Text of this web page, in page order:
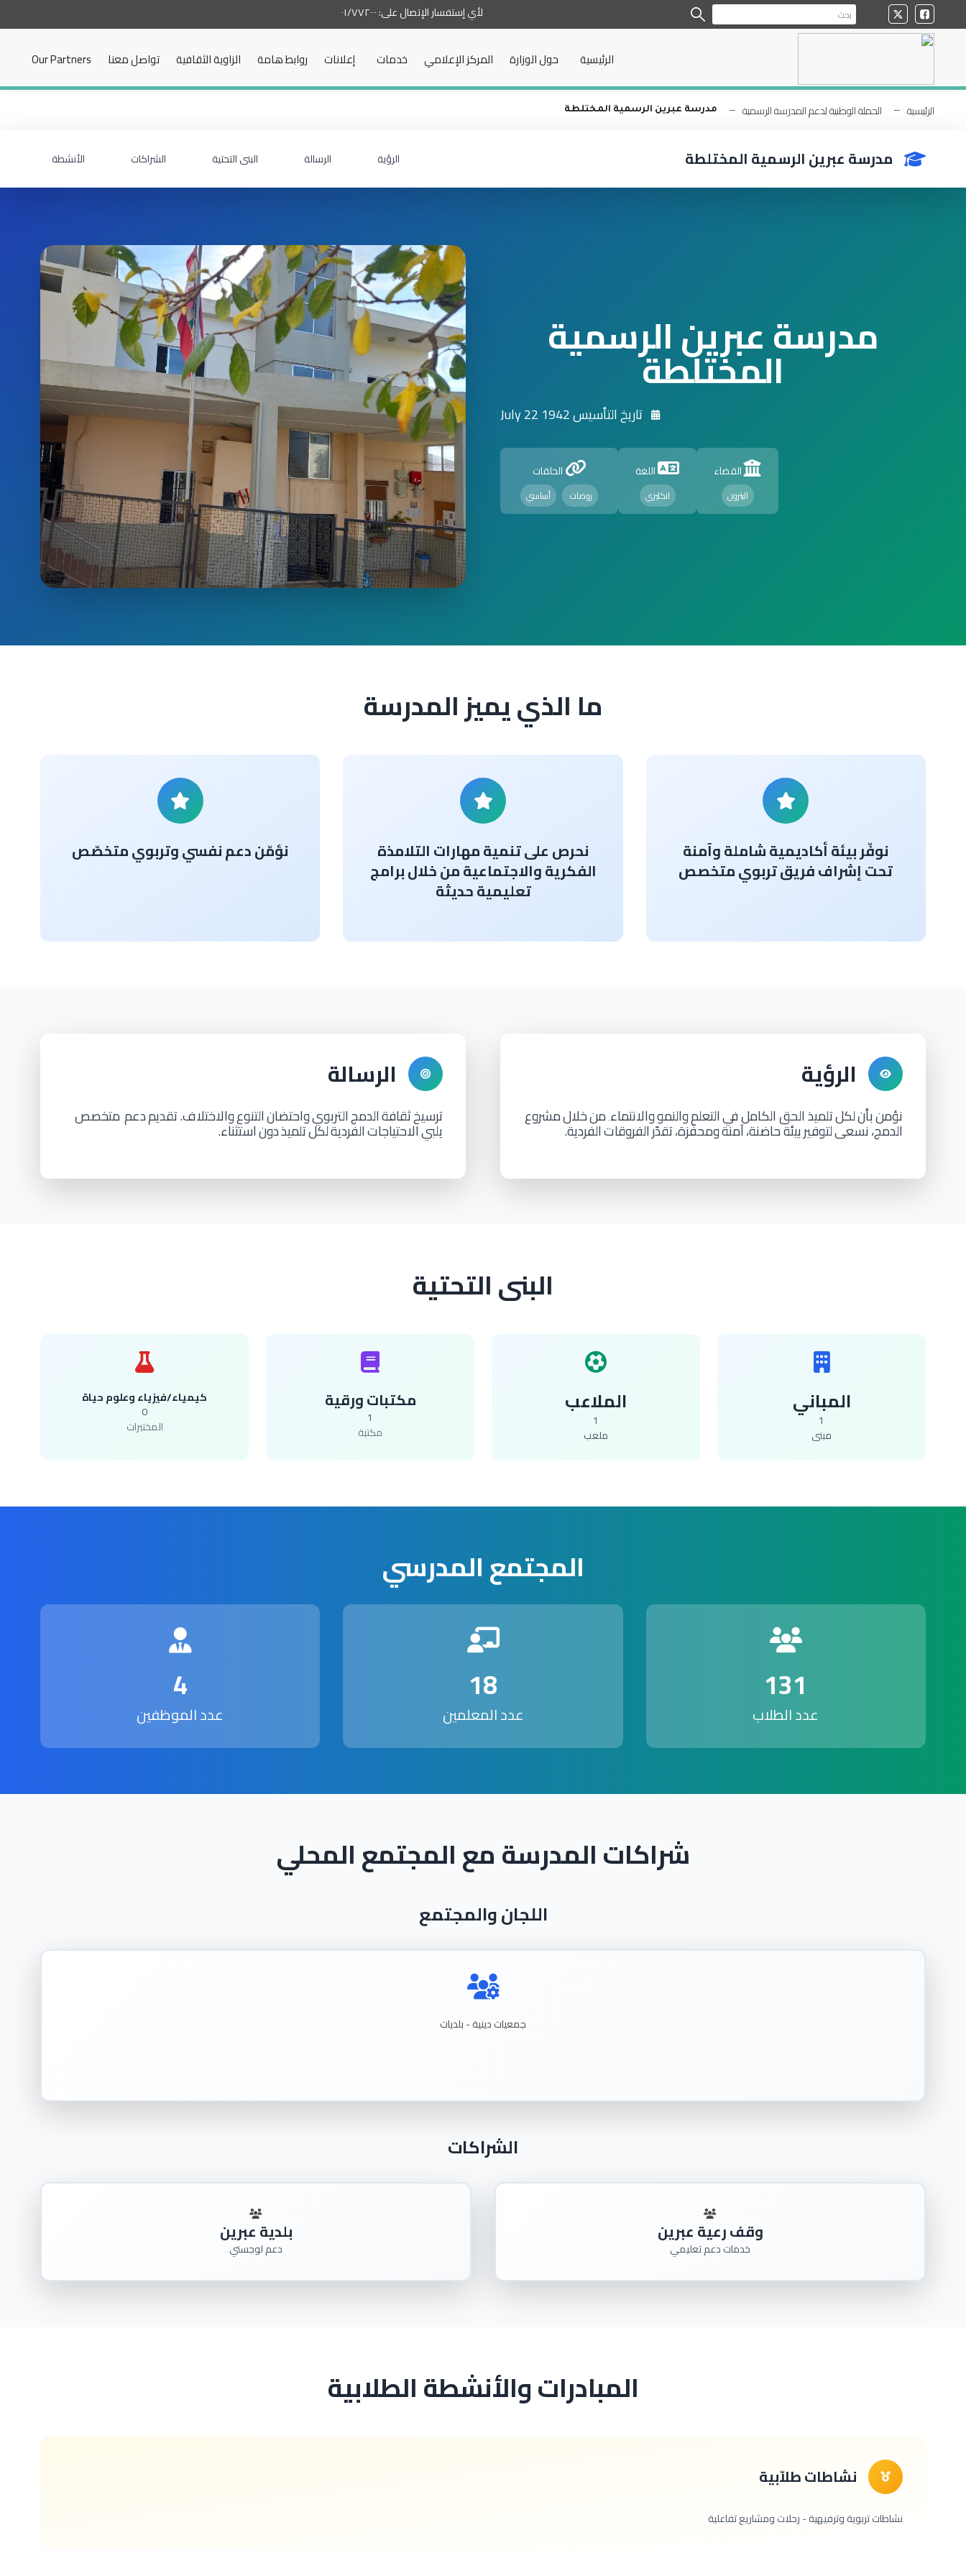
لأي إستفسار الإتصال على:٠١/٧٧٢٠٠٠
الرئيسية حول الوزارة المركز الإعلامي خدمات إعلانات روابط هامة الزاوية الثقافية تواصل معنا Our Partners
الرئيسية الحملة الوطنية لدعم المدرسة الرسمية مدرسة عبرين الرسمية المختلطة
مدرسة عبرين الرسمية المختلطة الرؤية الرسالة البنى التحتية الشراكات الأنشطة
مدرسة عبرين الرسمية
المختلطة
تاريخ التأسيس 1942 July 22
القضاء
البترون
اللغة
انكليزي
الحلقات
روضات أساسي
ما الذي يميز المدرسة
نوفّر بيئة أكاديمية شاملة وآمنة
تحت إشراف فريق تربوي متخصص
نحرص على تنمية مهارات التلامذة
الفكرية والاجتماعية من خلال برامج
تعليمية حديثة
نؤمّن دعم نفسي وتربوي متخصّص
الرؤية
نؤمنبأنلكلتلميذ الحق الكامل فيالتعلموالنمووالانتماء منخلالمشروع
الدمج،نسعىلتوفيربيئة حاضنة،آمنةومحفّزة،تقدّرالفروقاتالفردية.
الرسالة
ترسيخثقافةالدمجالتربويواحتضانالتنوعوالاختلاف. تقديمدعم متخصص
يلبيالاحتياجاتالفرديةلكلتلميذدوناستثناء.
البنى التحتية
المباني
1
مبنى
الملاعب
1
ملعب
مكتبات ورقية
1
مكتبة
كيمياء/فيزياء وعلوم حياة
0
المختبرات
المجتمع المدرسي
131
عدد الطلاب
18
عدد المعلمين
4
عدد الموظفين
شراكات المدرسة مع المجتمع المحلي
اللجان والمجتمع
جمعيات دينية - بلديات
الشراكات
وقف رعية عبرين
خدمات دعم تعليمي
بلدية عبرين
دعم لوجستي
المبادرات والأنشطة الطلابية
نشاطات طلاّبية
نشاطات تربوية وترفيهية - رحلات ومشاريع تفاعلية